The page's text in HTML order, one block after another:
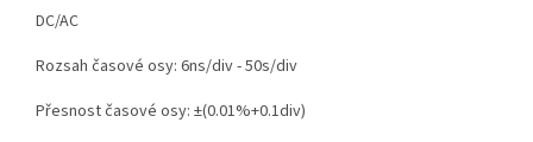
DC/AC
Rozsah časové osy: 6ns/div - 50s/div
Přesnost časové osy: ±(0.01%+0.1div)